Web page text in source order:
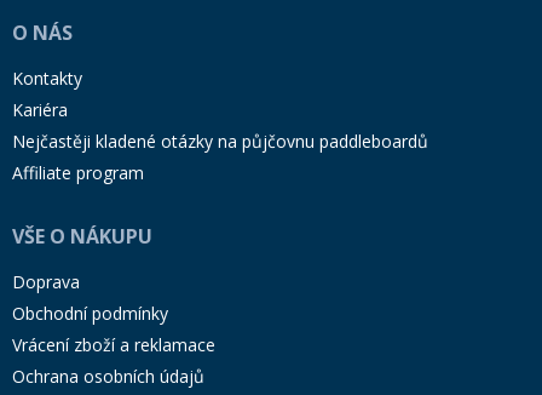
O NÁS
Kontakty
Kariéra
Nejčastěji kladené otázky na půjčovnu paddleboardů
Affiliate program
VŠE O NÁKUPU
Doprava
Obchodní podmínky
Vrácení zboží a reklamace
Ochrana osobních údajů